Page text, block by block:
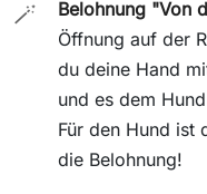
🪄 Belohnung "Von
Öffnung auf der
du deine Hand
und es dem
Für den Hund ist
die Belohnung!